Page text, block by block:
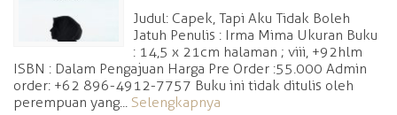
Judul: Capek, Tapi Aku Tidak Boleh
Jatuh Penulis : Irma Mima Ukuran Buku
: 14,5 x 21cm halaman ; viii, +92hlm
ISBN : Dalam Pengajuan Harga Pre Order :55.000 Admin
order: +62 896-4912-7757 Buku ini tidak ditulis oleh
perempuan yang... Selengkapnya